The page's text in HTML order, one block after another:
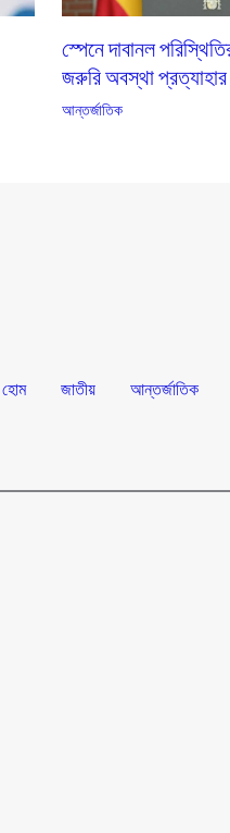
স্পেনে দাবানল
জরুরি অবস্থা প্রত্যাহার
আন্তর্জাতিক
হোম জাতীয় আন্তর্জাতিক